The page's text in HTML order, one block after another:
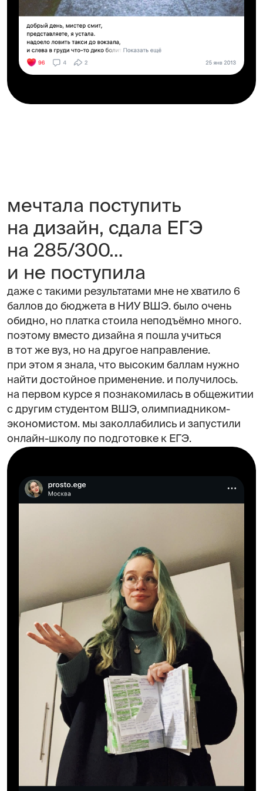
мечтала поступить
на дизайн, сдала ЕГЭ
на 285/300…
и не поступила
даже с такими результатами мне не хватило 6
баллов до бюджета в НИУ ВШЭ. было очень
обидно, но платка стоила неподъёмно много.
поэтому вместо дизайна я пошла учиться
в тот же вуз, но на другое направление.
при этом я знала, что высоким баллам нужно
найти достойное применение. и получилось.
на первом курсе я познакомилась в общежитии
с другим студентом ВШЭ, олимпиадником-
экономистом. мы заколлабились и запустили
онлайн-школу по подготовке к ЕГЭ.